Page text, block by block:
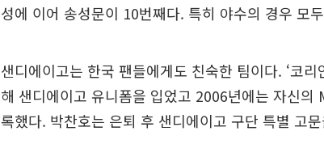
성에 이어 송성문이 10번째다. 특히 야수의 경우 모
샌디에이고는 한국 팬들에게도 친숙한 팀이다. ‘코
해 샌디에이고 유니폼을 입었고 2006년에는 자신의
록했다. 박찬호는 은퇴 후 샌디에이고 구단 특별 고